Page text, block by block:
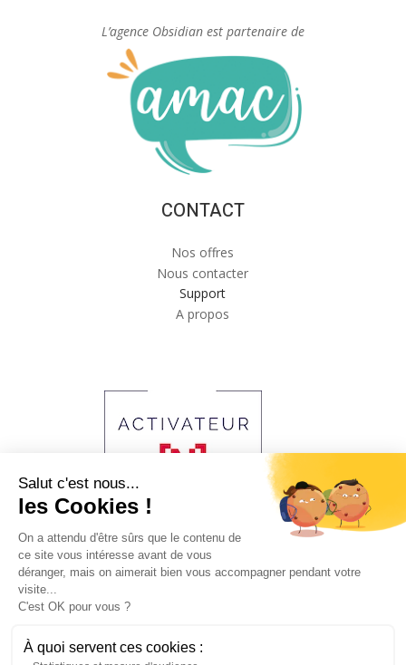
L’agence Obsidian est partenaire de
CONTACT
Nos offres
Nous contacter
Support
A propos
2023 © Copyright Agence Obsidian. All Right Reserved
Salut c'est nous...
les Cookies !
On a attendu d'être sûrs que le contenu de
ce site vous intéresse avant de vous
déranger, mais on aimerait bien vous accompagner pendant votre
visite...
C'est OK pour vous ?
À quoi servent ces cookies :